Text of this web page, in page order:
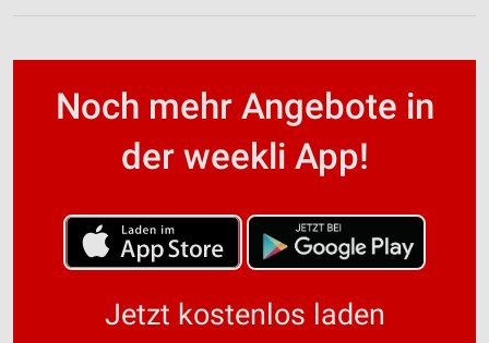
Noch mehr Angebote in
der weekli App!
Jetzt kostenlos laden